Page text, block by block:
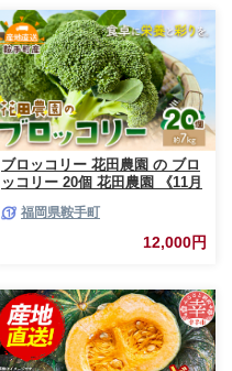
ブロッコリー 花田農園 の ブロ
ッコリー 20個 花田農園 《11月
町 ぶろっこりー 野菜 ブロッコ
リー 産地直送 送料無料
福岡県鞍手町
12,000円